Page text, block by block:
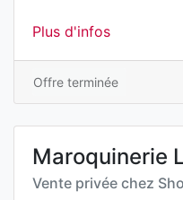
Plus d'infos
Offre terminée
Maroquinerie
Vente privée chez